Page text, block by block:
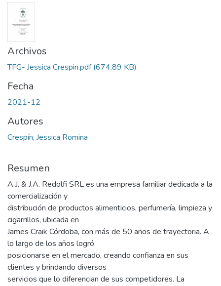
Archivos
TFG- Jessica Crespin.pdf(674.89 KB)
Fecha
2021-12
Autores
Crespín, Jessica Romina
Resumen
A.J. & J.A. Redolfi SRL es una empresa familiar dedicada a la
comercialización y
distribución de productos alimenticios, perfumería, limpieza y
cigarrillos, ubicada en
James Craik Córdoba, con más de 50 años de trayectoria. A
lo largo de los años logró
posicionarse en el mercado, creando confianza en sus
clientes y brindando diversos
servicios que lo diferencian de sus competidores. La